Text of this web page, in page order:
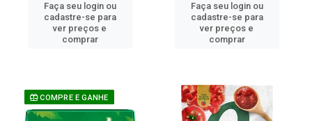
Faça seu login ou
cadastre-se para
ver preços e
comprar
Faça seu login ou
cadastre-se para
ver preços e
comprar
COMPRE E GANHE